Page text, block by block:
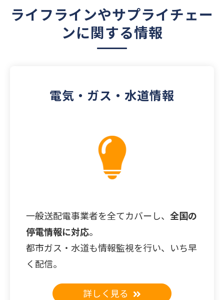
ライフラインやサプライチェー
ンに関する情報
電気・ガス・水道情報
一般送配電事業者を全てカバーし、 全国の
停電情報に対応。
都市ガス・水道も情報監視を行い、いち早
く配信。
詳細を見る
詳しく見る